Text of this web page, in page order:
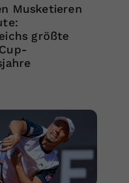
Musketieren
größte